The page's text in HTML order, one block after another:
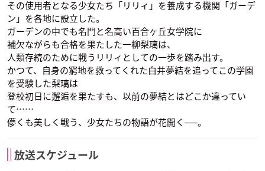
その使用者となる少女たち「リリィ」を養成する機関「ガーデ
ン」を各地に設立した。
ガーデンの中でも名門と名高い百合ヶ丘女学院に
補欠ながらも合格を果たした一柳梨璃は、
人類存続のために戦うリリィとしての一歩を踏み出す。
かつて、自身の窮地を救ってくれた白井夢結を追ってこの学園
を受験した梨璃は
登校初日に邂逅を果たすも、以前の夢結とはどこか違ってい
て……
儚くも美しく戦う、少女たちの物語が花開く──。
放送スケジュール